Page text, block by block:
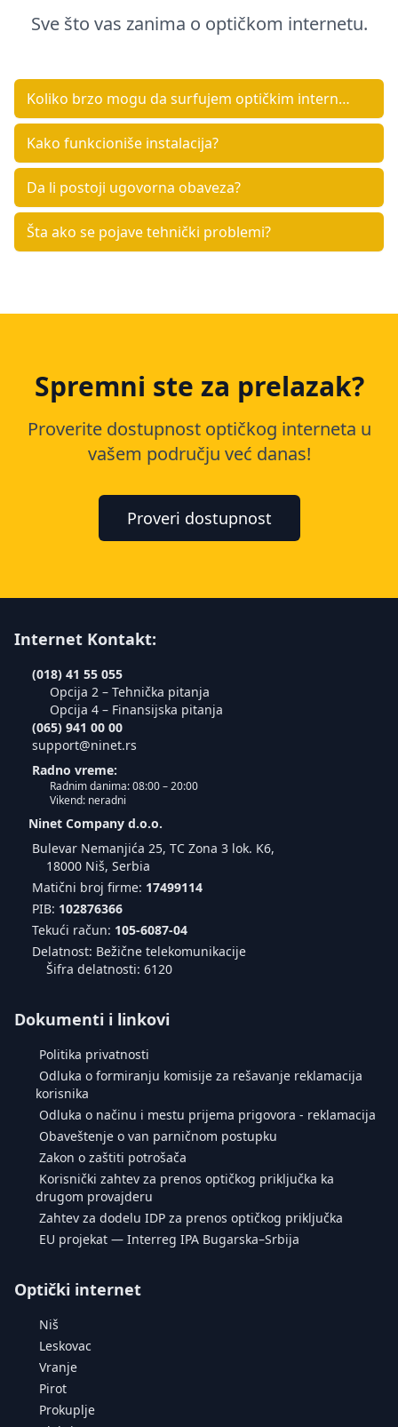
Sve što vas zanima o optičkom internetu.
Koliko brzo mogu da surfujem optičkim internet
om?
Kako funkcioniše instalacija?
Da li postoji ugovorna obaveza?
Šta ako se pojave tehnički problemi?
Spremni ste za prelazak?
Proverite dostupnost optičkog interneta u
vašem području već danas!
Proveri dostupnost
Internet Kontakt:
(018) 41 55 055
Opcija 2 – Tehnička pitanja
Opcija 4 – Finansijska pitanja
(065) 941 00 00
support@ninet.rs
Radno vreme:
Radnim danima: 08:00 – 20:00
Vikend: neradni
Ninet Company d.o.o.
Bulevar Nemanjića 25, TC Zona 3 lok. K6,
18000 Niš, Serbia
Matični broj firme: 17499114
PIB: 102876366
Tekući račun: 105-6087-04
Delatnost: Bežične telekomunikacije
Šifra delatnosti: 6120
Dokumenti i linkovi
Politika privatnosti
Odluka o formiranju komisije za rešavanje reklamacija
korisnika
Odluka o načinu i mestu prijema prigovora - reklamacija
Obaveštenje o van parničnom postupku
Zakon o zaštiti potrošača
Korisnički zahtev za prenos optičkog priključka ka
drugom provajderu
Zahtev za dodelu IDP za prenos optičkog priključka
EU projekat — Interreg IPA Bugarska–Srbija
Optički internet
Niš
Leskovac
Vranje
Pirot
Prokuplje